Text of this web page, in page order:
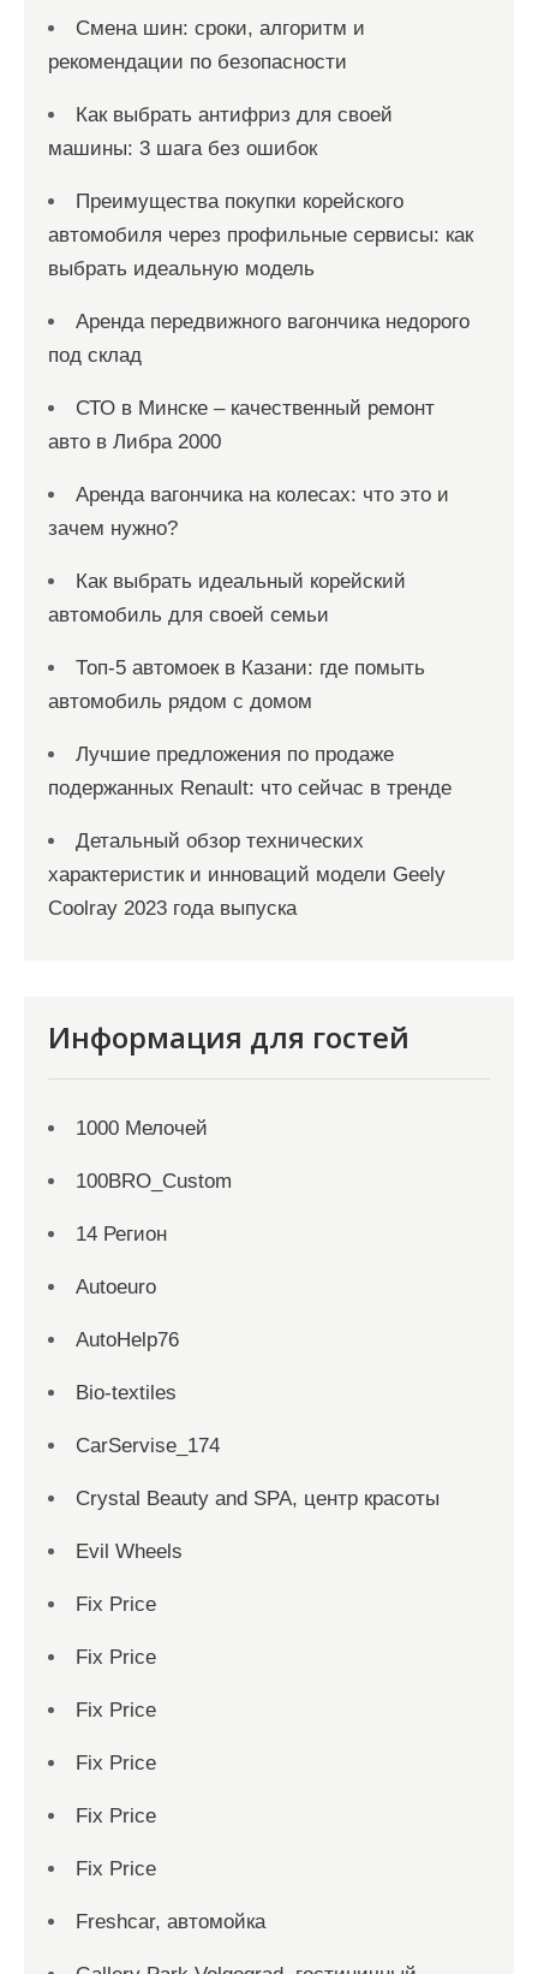
Смена шин: сроки, алгоритм и
рекомендации по безопасности
Как выбрать антифриз для своей
машины: 3 шага без ошибок
Преимущества покупки корейского
автомобиля через профильные сервисы: как
выбрать идеальную модель
Аренда передвижного вагончика недорого
под склад
СТО в Минске – качественный ремонт
авто в Либра 2000
Аренда вагончика на колесах: что это и
зачем нужно?
Как выбрать идеальный корейский
автомобиль для своей семьи
Топ-5 автомоек в Казани: где помыть
автомобиль рядом с домом
Лучшие предложения по продаже
подержанных Renault: что сейчас в тренде
Детальный обзор технических
характеристик и инноваций модели Geely
Coolray 2023 года выпуска
Информация для гостей
1000 Мелочей
100BRO_Custom
14 Регион
Autoeuro
AutoHelp76
Bio-textiles
CarServise_174
Crystal Beauty and SPA, центр красоты
Evil Wheels
Fix Price
Fix Price
Fix Price
Fix Price
Fix Price
Fix Price
Freshcar, автомойка